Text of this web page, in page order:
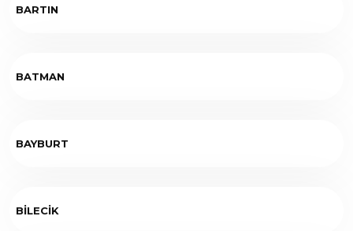
BARTIN
BATMAN
BAYBURT
BİLECİK